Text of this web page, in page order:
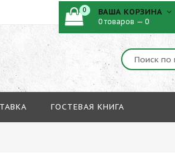
0 ВАША КОРЗИНА
0 товаров — 0
ГОСТЕВАЯ КНИГА